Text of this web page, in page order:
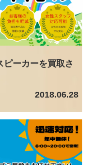
ーカーを買取さ
2018.06.28